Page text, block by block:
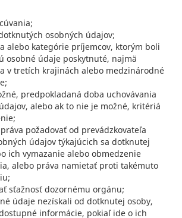
osobných údajov;
alebo kategórie príjemcov, ktorým boli
osobné údaje poskytnuté, najmä
v tretích krajinách alebo medzinárodné
predpokladaná doba uchovávania
alebo ak to nie je možné, kritériá
požadovať od prevádzkovateľa
údajov týkajúcich sa dotknutej
ich vymazanie alebo obmedzenie
alebo práva namietať proti takémuto
sťažnosť dozornému orgánu;
údaje nezískali od dotknutej osoby,
informácie, pokiaľ ide o ich